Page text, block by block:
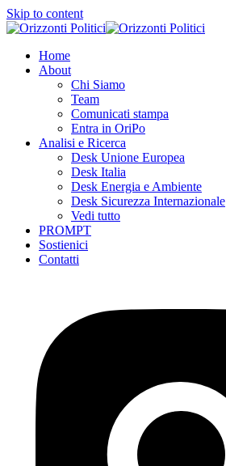
Skip to content
Home
About
Chi Siamo
Team
Comunicati stampa
Entra in OriPo
Analisi e Ricerca
Desk Unione Europea
Desk Italia
Desk Energia e Ambiente
Desk Sicurezza Internazionale
Vedi tutto
PROMPT
Sostienici
Contatti